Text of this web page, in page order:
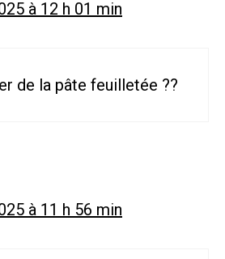
à 12 h 01 min
de la pâte feuilletée ??
à 11 h 56 min